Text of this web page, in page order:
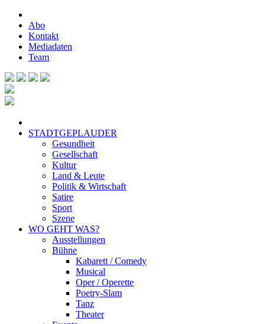
Abo
Kontakt
Mediadaten
Team
STADTGEPLAUDER
Gesundheit
Gesellschaft
Kultur
Land & Leute
Politik & Wirtschaft
Satire
Sport
Szene
WO GEHT WAS?
Ausstellungen
Bühne
Kabarett / Comedy
Musical
Oper / Operette
Poetry-Slam
Tanz
Theater